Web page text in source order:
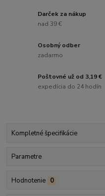
Darček za nákup
nad 39 €
Osobný odber
zadarmo
Poštovné už od 3,19 €
expedícia do 24 hodín
Kompletné špecifikácie
Parametre
Hodnotenie 0